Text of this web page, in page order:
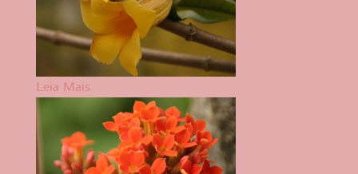
Leia Mais